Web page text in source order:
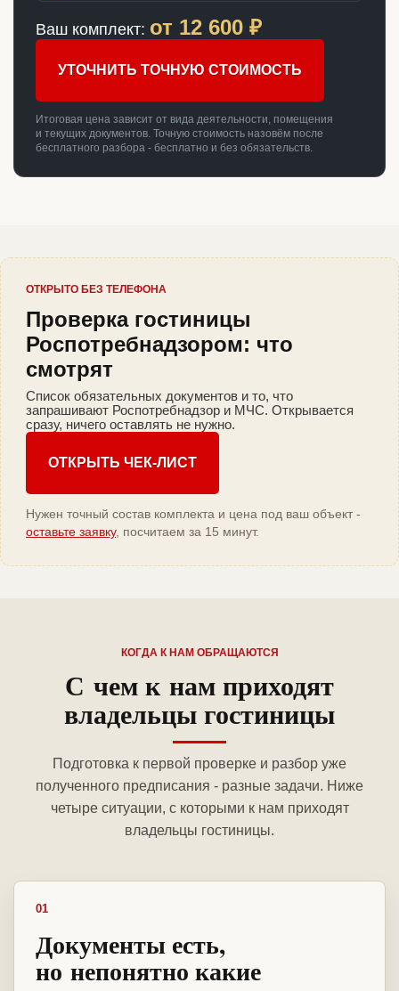
Ваш комплект: от 12 600 ₽
УТОЧНИТЬ ТОЧНУЮ СТОИМОСТЬ
Итоговая цена зависит от вида деятельности, помещения
и текущих документов. Точную стоимость назовём после
бесплатного разбора - бесплатно и без обязательств.
ОТКРЫТО БЕЗ ТЕЛЕФОНА
Проверка гостиницы
Роспотребнадзором: что
смотрят
Список обязательных документов и то, что
запрашивают Роспотребнадзор и МЧС. Открывается
сразу, ничего оставлять не нужно.
ОТКРЫТЬ ЧЕК-ЛИСТ
Нужен точный состав комплекта и цена под ваш объект -
оставьте заявку, посчитаем за 15 минут.
КОГДА К НАМ ОБРАЩАЮТСЯ
С чем к нам приходят
владельцы гостиницы
Подготовка к первой проверке и разбор уже
полученного предписания - разные задачи. Ниже
четыре ситуации, с которыми к нам приходят
владельцы гостиницы.
01
Документы есть,
но непонятно какие